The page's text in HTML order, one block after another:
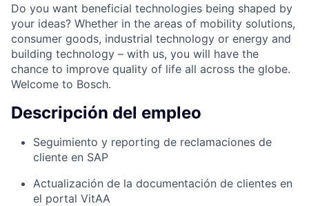
Do you want beneficial technologies being shaped by
your ideas? Whether in the areas of mobility solutions,
consumer goods, industrial technology or energy and
building technology – with us, you will have the
chance to improve quality of life all across the globe.
Welcome to Bosch.
Descripción del empleo
Seguimiento y reporting de reclamaciones de
cliente en SAP
Actualización de la documentación de clientes en
el portal VitAA